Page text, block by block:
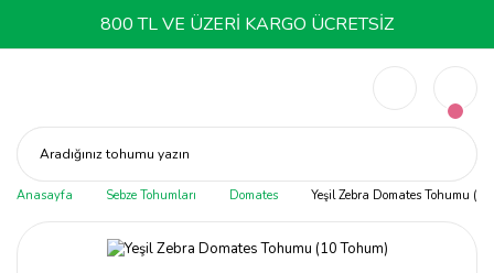
800 TL VE ÜZERİ KARGO ÜCRETSİZ
Aradığınız tohumu yazın
Anasayfa Sebze Tohumları Domates Yeşil Zebra Domates Tohumu